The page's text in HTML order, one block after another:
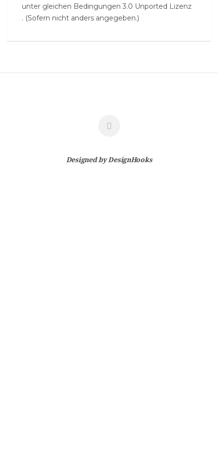
unter gleichen Bedingungen 3.0 Unported Lizenz
. (Sofern nicht anders angegeben.)
Designed byDesignHooks